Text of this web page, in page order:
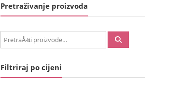
Pretraživanje proizvoda
PretraÅ¾i:
Filtriraj po cijeni